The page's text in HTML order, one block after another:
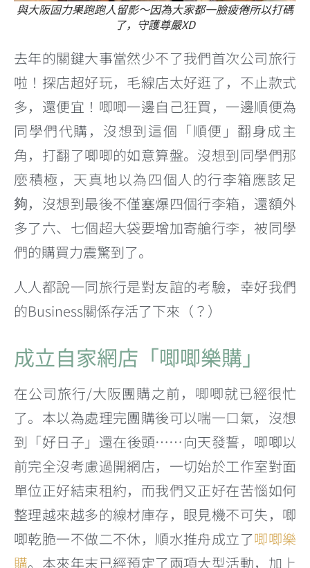
與大阪固力果跑跑人留影～因為大家都一臉疲倦所以打碼
了，守護尊嚴XD
去年的關鍵大事當然少不了我們首次公司旅行
啦！探店超好玩，毛線店太好逛了，不止款式
多，還便宜！唧唧一邊自己狂買，一邊順便為
同學們代購，沒想到這個「順便」翻身成主
角，打翻了唧唧的如意算盤。沒想到同學們那
麼積極，天真地以為四個人的行李箱應該足
夠，沒想到最後不僅塞爆四個行李箱，還額外
多了六、七個超大袋要增加寄艙行李，被同學
們的購買力震驚到了。
人人都說一同旅行是對友誼的考驗，幸好我們
的Business關係存活了下來（？）
成立自家網店「唧唧樂購」
在公司旅行/大阪團購之前，唧唧就已經很忙
了。本以為處理完團購後可以喘一口氣，沒想
到「好日子」還在後頭……向天發誓，唧唧以
前完全沒考慮過開網店，一切始於工作室對面
單位正好結束租約，而我們又正好在苦惱如何
整理越來越多的線材庫存，眼見機不可失，唧
唧乾脆一不做二不休，順水推舟成立了唧唧樂
購。本來年末已經預定了兩項大型活動，加上